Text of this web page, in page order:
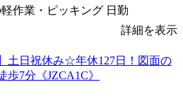
作業・ピッキング 日勤
詳細を表示